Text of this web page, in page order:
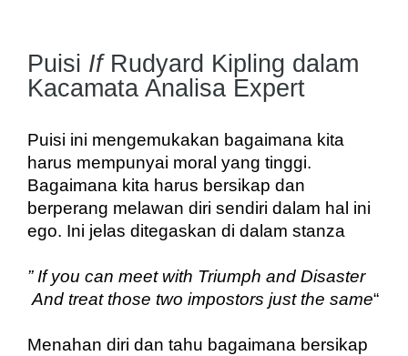
Puisi IfRudyard Kipling dalam
Kacamata Analisa Expert
Puisi ini mengemukakan bagaimana kita
harus mempunyai moral yang tinggi.
Bagaimana kita harus bersikap dan
berperang melawan diri sendiri dalam hal ini
ego. Ini jelas ditegaskan di dalam stanza
” If you can meet with Triumph and Disaster
And treat those two impostors just the same“
Menahan diri dan tahu bagaimana bersikap